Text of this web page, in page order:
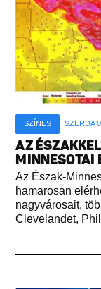
SZÍNES SZERDA
AZ
MINNESOTAI
Az Észak-
hamarosan
nagyvárosait,
Clevelandet,